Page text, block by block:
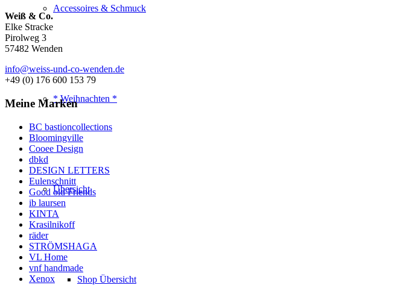
Accessoires & Schmuck
* Weihnachten *
Übersicht
Shop Übersicht
Weiß & Co.
Elke Stracke
Pirolweg 3
57482 Wenden
info@weiss-und-co-wenden.de
+49 (0) 176 600 153 79
Meine Marken
BC bastioncollections
Bloomingville
Cooee Design
dbkd
DESIGN LETTERS
Eulenschnitt
Good old Friends
ib laursen
KINTA
Krasilnikoff
räder
STRÖMSHAGA
VL Home
vnf handmade
Xenox